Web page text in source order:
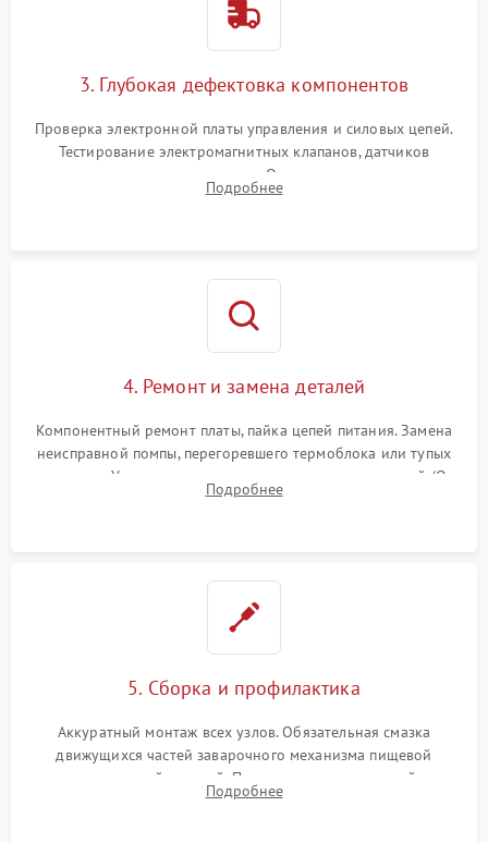
3. Глубокая дефектовка компонентов
Проверка электронной платы управления и силовых цепей.
Тестирование электромагнитных клапанов, датчиков
температуры и расходомера. Оценка степени износа
жерновов кофемолки, уплотнительных колец гидросистемы
Подробнее
4. Ремонт и замена деталей
Компонентный ремонт платы, пайка цепей питания. Замена
неисправной помпы, перегоревшего термоблока или тупых
жерновов. Установка новых силиконовых уплотнителей (O-
ring) и тефлоновых трубок для надежного устранения
Подробнее
5. Сборка и профилактика
Аккуратный монтаж всех узлов. Обязательная смазка
движущихся частей заварочного механизма пищевой
силиконовой смазкой. Проведение программной
декальцинации и очистки системы от кофейных масел.
Подробнее